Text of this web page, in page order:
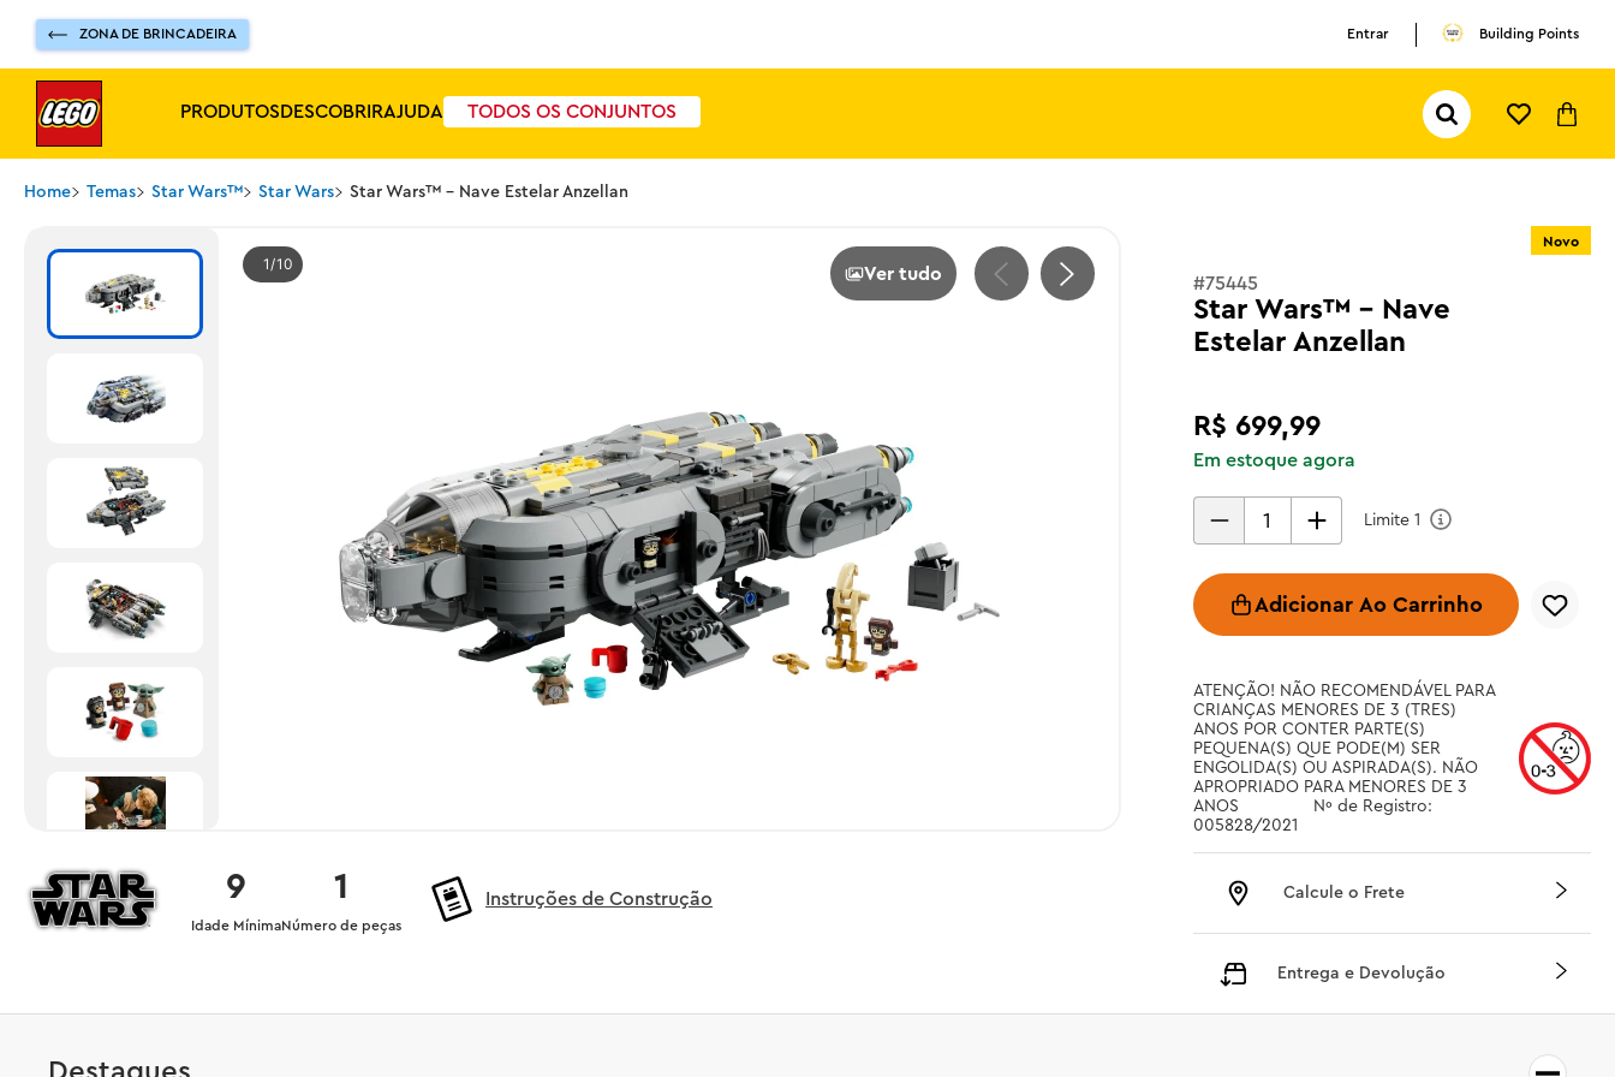
ZONA DE BRINCADEIRA Entrar Building Points
PRODUTOSDESCOBRIRAJUDA TODOS OS CONJUNTOS
Pesquisar...
Home Temas Star Wars™ Star Wars Star Wars™ - Nave Estelar Anzellan
1 10 Ver tudo
1
Número de peças
9
Idade Mínima
Instruções de Construção
Novo
#75445
Star Wars™ - Nave
Estelar Anzellan
R$ 699,99
Em estoque agora
Limite 1
Adicionar Ao Carrinho
ATENÇÃO! NÃO RECOMENDÁVEL PARA
CRIANÇAS MENORES DE 3 (TRES)
ANOS POR CONTER PARTE(S)
PEQUENA(S) QUE PODE(M) SER
ENGOLIDA(S) OU ASPIRADA(S). NÃO
APROPRIADO PARA MENORES DE 3
ANOS		 Nº de Registro:
005828/2021
Calcule o Frete
Entrega e Devolução
ferrari